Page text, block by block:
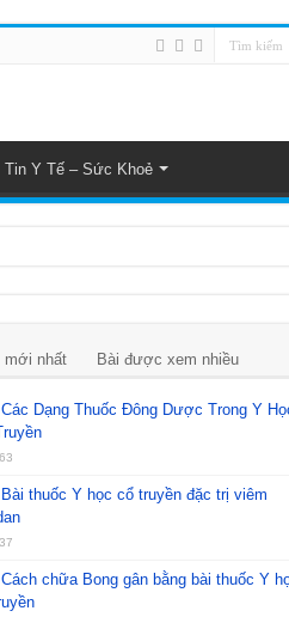
Tin Y Tế – Sức Khoẻ
mới nhất Bài được xem nhiều
Các Dạng Thuốc Đông Dược Trong Y
Bài thuốc Y học cổ truyền đặc trị viêm
Cách chữa Bong gân bằng bài thuốc Y